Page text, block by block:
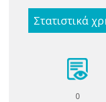
Στατιστικά
0